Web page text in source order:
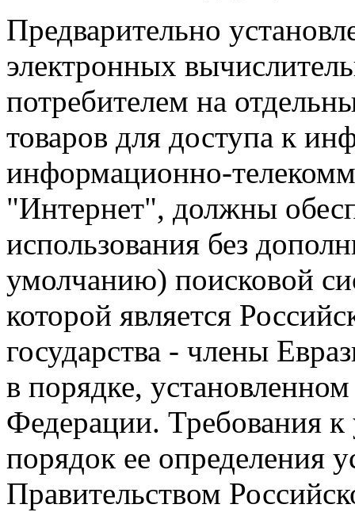
Предварительно
электронных
потребителем на
товаров для доступа к
информационно-
"Интернет", должны
использования без
умолчанию) поисковой
которой является
государства - члены
в порядке,
Федерации. Требования к
порядок ее определения
Правительством